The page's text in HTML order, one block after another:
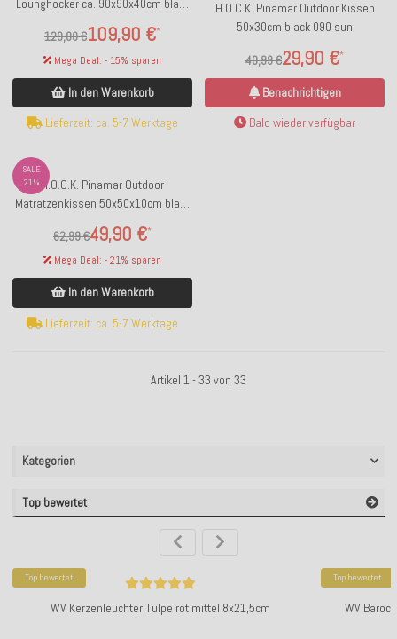
Lounghocker ca. 90x90x40cm black
109,90 €*
129,00 €
Mega Deal: - 15% sparen
In den Warenkorb
Lieferzeit: ca. 5-7 Werktage
H.O.C.K. Pinamar Outdoor Kissen
50x30cm black 090 sun
29,90 €*
40,99 €
Benachrichtigen
Bald wieder verfügbar
SALE
21% H.O.C.K. Pinamar Outdoor
Matratzenkissen 50x50x10cm black
49,90 €*
62,99 €
Mega Deal: - 21% sparen
In den Warenkorb
Lieferzeit: ca. 5-7 Werktage
Artikel 1 - 33 von 33
Kategorien
Top bewertet
Top bewertet
WV Kerzenleuchter Tulpe rot mittel 8x21,5cm
Top bewertet
WV